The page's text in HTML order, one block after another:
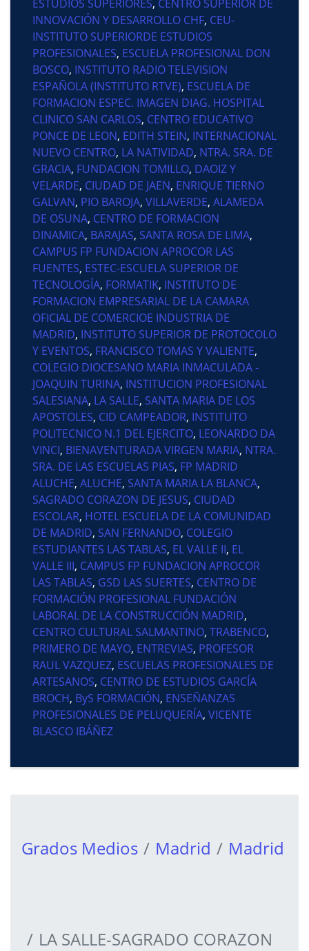
ESTUDIOS SUPERIORES, CENTRO SUPERIOR DE
INNOVACIÓN Y DESARROLLO CHF, CEU-
INSTITUTO SUPERIORDE ESTUDIOS
PROFESIONALES, ESCUELA PROFESIONAL DON
BOSCO, INSTITUTO RADIO TELEVISION
ESPAÑOLA (INSTITUTO RTVE), ESCUELA DE
FORMACION ESPEC. IMAGEN DIAG. HOSPITAL
CLINICO SAN CARLOS, CENTRO EDUCATIVO
PONCE DE LEON, EDITH STEIN, INTERNACIONAL
NUEVO CENTRO, LA NATIVIDAD, NTRA. SRA. DE
GRACIA, FUNDACION TOMILLO, DAOIZ Y
VELARDE, CIUDAD DE JAEN, ENRIQUE TIERNO
GALVAN, PIO BAROJA, VILLAVERDE, ALAMEDA
DE OSUNA, CENTRO DE FORMACION
DINAMICA, BARAJAS, SANTA ROSA DE LIMA,
CAMPUS FP FUNDACION APROCOR LAS
FUENTES, ESTEC-ESCUELA SUPERIOR DE
TECNOLOGÍA, FORMATIK, INSTITUTO DE
FORMACION EMPRESARIAL DE LA CAMARA
OFICIAL DE COMERCIOE INDUSTRIA DE
MADRID, INSTITUTO SUPERIOR DE PROTOCOLO
Y EVENTOS, FRANCISCO TOMAS Y VALIENTE,
COLEGIO DIOCESANO MARIA INMACULADA -
JOAQUIN TURINA, INSTITUCION PROFESIONAL
SALESIANA, LA SALLE, SANTA MARIA DE LOS
APOSTOLES, CID CAMPEADOR, INSTITUTO
POLITECNICO N.1 DEL EJERCITO, LEONARDO DA
VINCI, BIENAVENTURADA VIRGEN MARIA, NTRA.
SRA. DE LAS ESCUELAS PIAS, FP MADRID
ALUCHE, ALUCHE, SANTA MARIA LA BLANCA,
SAGRADO CORAZON DE JESUS, CIUDAD
ESCOLAR, HOTEL ESCUELA DE LA COMUNIDAD
DE MADRID, SAN FERNANDO, COLEGIO
ESTUDIANTES LAS TABLAS, EL VALLE II, EL
VALLE III, CAMPUS FP FUNDACION APROCOR
LAS TABLAS, GSD LAS SUERTES, CENTRO DE
FORMACIÓN PROFESIONAL FUNDACIÓN
LABORAL DE LA CONSTRUCCIÓN MADRID,
CENTRO CULTURAL SALMANTINO, TRABENCO,
PRIMERO DE MAYO, ENTREVIAS, PROFESOR
RAUL VAZQUEZ, ESCUELAS PROFESIONALES DE
ARTESANOS, CENTRO DE ESTUDIOS GARCÍA
BROCH, ByS FORMACIÓN, ENSEÑANZAS
PROFESIONALES DE PELUQUERÍA, VICENTE
BLASCO IBÁÑEZ
Grados Medios Madrid Madrid
LA SALLE-SAGRADO CORAZON